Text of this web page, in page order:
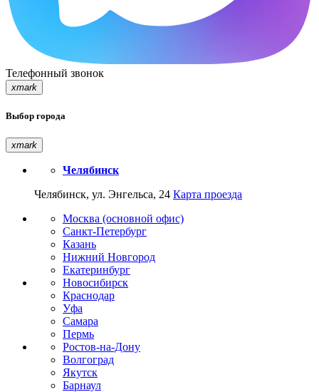
Телефонный звонок
xmark
Выбор города
xmark
Челябинск
Челябинск, ул. Энгельса, 24 Карта проезда
Москва (основной офис)
Санкт-Петербург
Казань
Нижний Новгород
Екатеринбург
Новосибирск
Краснодар
Уфа
Самара
Пермь
Ростов-на-Дону
Волгоград
Якутск
Барнаул